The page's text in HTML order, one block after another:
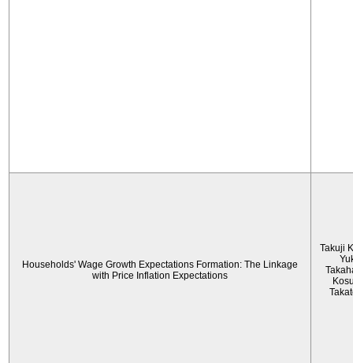
Households' Wage Growth Expectations Formation: The Linkage
with Price Inflation Expectations
Takuji